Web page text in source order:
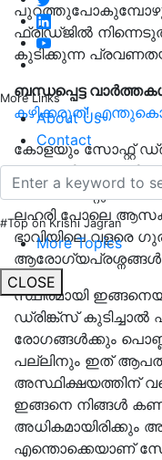
More Links
About Us
Contact
#Top on Krishi Jagran
More Topics
CLOSE
പുറത്തുപോകുമ്പോഴും
ഫ്രിഡ്ജിൽ
കുടിക്കുന്ന
ബന്ധപ്പെട്ട
കഴിക്കരുത്!
കോളയും സോഫ്റ്റ്
അകറ്റാൻ എന്നാൽ
ദാഹം അകറ്റുമെന്ന്
ലഹരി പോലെ
ഭാവിയിലെ വളരെ
സ്ഥിരമായി
ഡ്രിങ്ക്സ് കുടിച്ചാൽ
രോഗങ്ങൾക്കും
പല്ലിനും ഇത്
അസ്ഥിക്ഷയത്തിന്
ഇങ്ങനെ നിങ്ങൾ
അധികമായിരിക്കും
എന്തൊക്കെയാണ്